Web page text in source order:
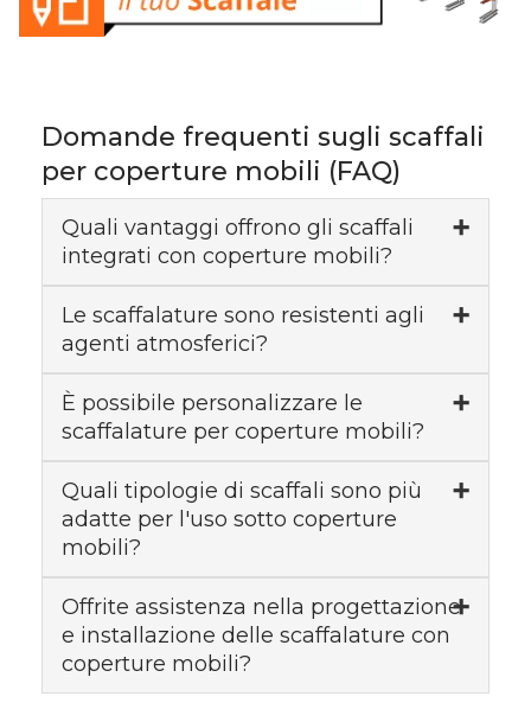
Domande frequenti sugli scaffali
per coperture mobili (FAQ)
Quali vantaggi offrono gli scaffali
integrati con coperture mobili?
Le scaffalature sono resistenti agli
agenti atmosferici?
È possibile personalizzare le
scaffalature per coperture mobili?
Quali tipologie di scaffali sono più
adatte per l'uso sotto coperture
mobili?
Offrite assistenza nella progettazione
e installazione delle scaffalature con
coperture mobili?